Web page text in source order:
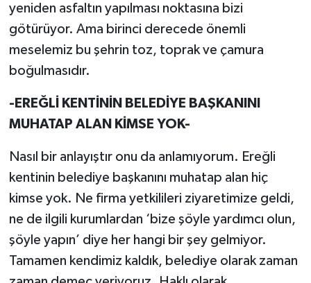
yeniden asfaltın yapılması noktasına bizi
götürüyor. Ama birinci derecede önemli
meselemiz bu şehrin toz, toprak ve çamura
boğulmasıdır.
-EREĞLİ KENTİNİN BELEDİYE BAŞKANINI
MUHATAP ALAN KİMSE YOK-
Nasıl bir anlayıştır onu da anlamıyorum. Ereğli
kentinin belediye başkanını muhatap alan hiç
kimse yok. Ne firma yetkilileri ziyaretimize geldi,
ne de ilgili kurumlardan ‘bize şöyle yardımcı olun,
şöyle yapın’ diye her hangi bir şey gelmiyor.
Tamamen kendimiz kaldık, belediye olarak zaman